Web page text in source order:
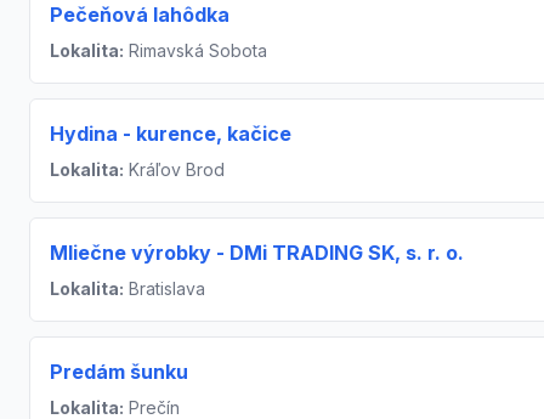
Pečeňová lahôdka
Lokalita: Rimavská Sobota
Hydina - kurence, kačice
Lokalita: Kráľov Brod
Mliečne výrobky - DMi TRADING SK, s. r. o.
Lokalita: Bratislava
Predám šunku
Lokalita: Prečín